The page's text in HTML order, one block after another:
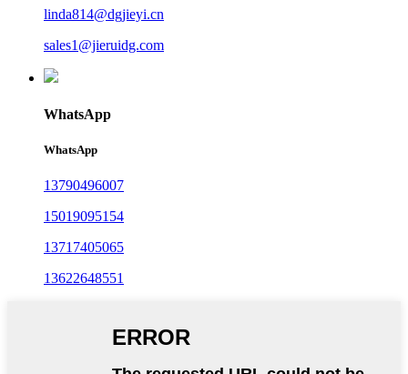
linda814@dgjieyi.cn
sales1@jieruidg.com
WhatsApp
WhatsApp
13790496007
15019095154
13717405065
13622648551